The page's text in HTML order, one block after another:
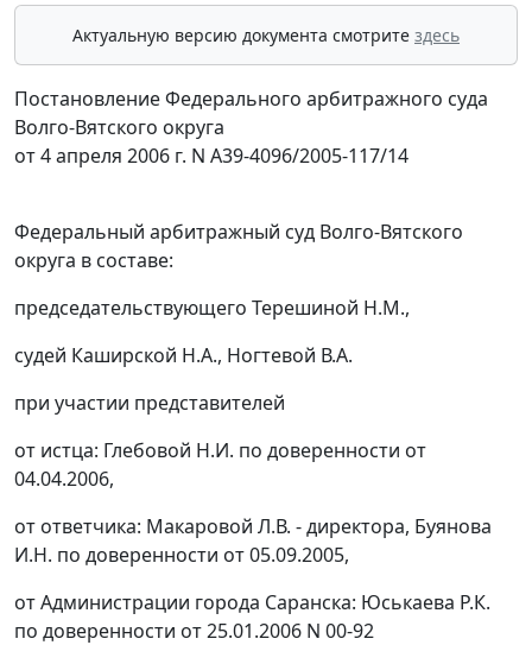
Актуальную версию документа смотрите здесь
Постановление Федерального арбитражного суда
Волго-Вятского округа
от 4 апреля 2006 г. N А39-4096/2005-117/14
Федеральный арбитражный суд Волго-Вятского
округа в составе:
председательствующего Терешиной Н.М.,
судей Каширской Н.А., Ногтевой В.А.
при участии представителей
от истца: Глебовой Н.И. по доверенности от
04.04.2006,
от ответчика: Макаровой Л.В. - директора, Буянова
И.Н. по доверенности от 05.09.2005,
от Администрации города Саранска: Юськаева Р.К.
по доверенности от 25.01.2006 N 00-92